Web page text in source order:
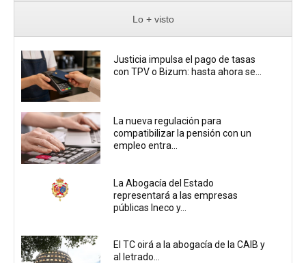
Lo + visto
Justicia impulsa el pago de tasas
con TPV o Bizum: hasta ahora se...
La nueva regulación para
compatibilizar la pensión con un
empleo entra...
La Abogacía del Estado
representará a las empresas
públicas Ineco y...
El TC oirá a la abogacía de la CAIB y
al letrado...